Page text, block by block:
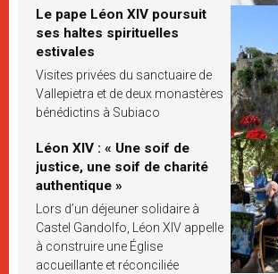
Le pape Léon XIV poursuit
ses haltes spirituelles
estivales
Visites privées du sanctuaire de
Vallepietra et de deux monastères
bénédictins à Subiaco
Léon XIV : « Une soif de
justice, une soif de charité
authentique »
Lors d’un déjeuner solidaire à
Castel Gandolfo, Léon XIV appelle
à construire une Église
accueillante et réconciliée